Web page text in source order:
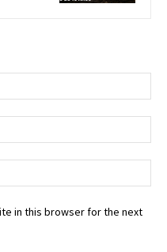
in this browser for the next